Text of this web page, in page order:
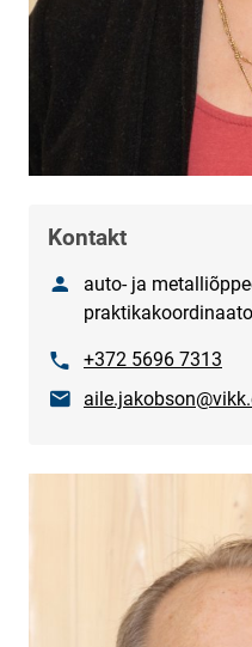
Kontakt
Nimiauto- ja
Telefon+372 5696 7313
E-post